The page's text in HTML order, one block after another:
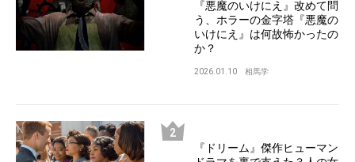
『悪魔のいけにえ』改めて問
う、ホラーの金字塔『悪魔の
いけにえ』は何故怖かったの
か？
2026.01.10 相馬学
『ドリーム』傑作ヒューマン